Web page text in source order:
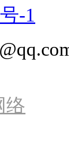
-1
络